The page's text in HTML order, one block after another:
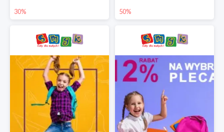
30% 50%